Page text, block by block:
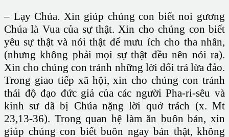
– Lạy Chúa. Xin giúp chúng con biết noi gương
Chúa là Vua của sự thật. Xin cho chúng con biết
yêu sự thật và nói thật để mưu ích cho tha nhân,
(nhưng không phải mọi sự thật đều nên nói ra).
Xin cho chúng con tránh những lời dối trá lừa đảo.
Trong giao tiếp xã hội, xin cho chúng con tránh
thái độ đạo đức giả của các người Pha-ri-sêu và
kinh sư đã bị Chúa nặng lời quở trách (x. Mt
23,13-36). Trong quan hệ làm ăn buôn bán, xin
giúp chúng con biết buôn ngay bán thật, không